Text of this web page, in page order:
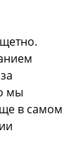
мы
в самом